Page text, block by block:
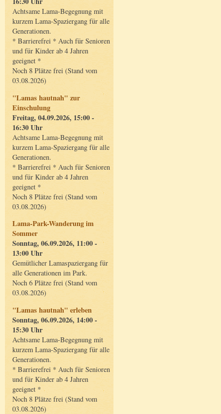
Achtsame Lama-Begegnung mit
kurzem Lama-Spaziergang für alle
Generationen.
* Barrierefrei * Auch für Senioren
und für Kinder ab 4 Jahren
geeignet *
Noch 8 Plätze frei (Stand vom
03.08.2026)
"Lamas hautnah" zur
Einschulung
Freitag, 04.09.2026, 15:00 -
16:30 Uhr
Achtsame Lama-Begegnung mit
kurzem Lama-Spaziergang für alle
Generationen.
* Barrierefrei * Auch für Senioren
und für Kinder ab 4 Jahren
geeignet *
Noch 8 Plätze frei (Stand vom
03.08.2026)
Lama-Park-Wanderung im
Sommer
Sonntag, 06.09.2026, 11:00 -
13:00 Uhr
Gemütlicher Lamaspaziergang für
alle Generationen im Park.
Noch 6 Plätze frei (Stand vom
03.08.2026)
"Lamas hautnah" erleben
Sonntag, 06.09.2026, 14:00 -
15:30 Uhr
Achtsame Lama-Begegnung mit
kurzem Lama-Spaziergang für alle
Generationen.
* Barrierefrei * Auch für Senioren
und für Kinder ab 4 Jahren
geeignet *
Noch 8 Plätze frei (Stand vom
03.08.2026)